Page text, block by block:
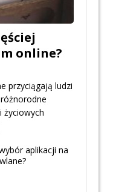
online?
przyciągają ludzi
życiowych
aplikacji na